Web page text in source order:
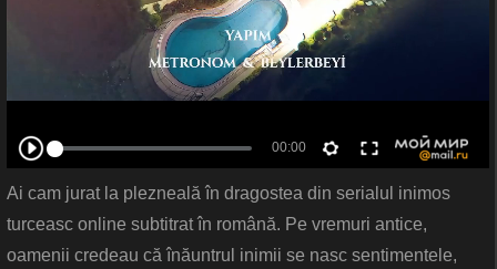
Ai cam jurat la plezneală în dragostea din serialul inimos
turceasc online subtitrat în română. Pe vremuri antice,
oamenii credeau că înăuntrul inimii se nasc sentimentele,